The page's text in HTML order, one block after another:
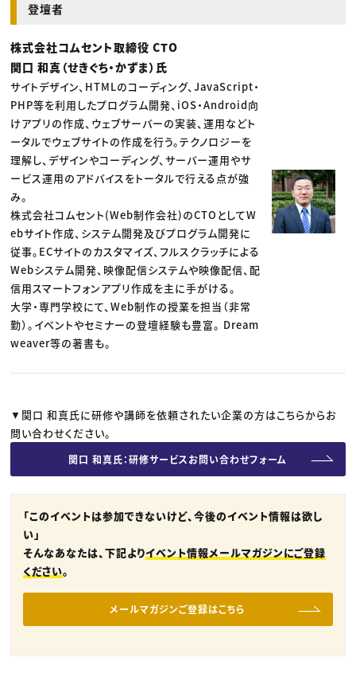
登壇者
株式会社コムセント取締役 CTO
関口 和真（せきぐち・かずま）氏
サイトデザイン、HTMLのコーディング、JavaScript・
PHP等を利用したプログラム開発、iOS・Android向
けアプリの作成、ウェブサーバーの実装、運用などト
ータルでウェブサイトの作成を行う。テクノロジーを
理解し、デザインやコーディング、サーバー運用やサ
ービス運用のアドバイスをトータルで行える点が強
み。
株式会社コムセント(Web制作会社)のCTOとしてW
ebサイト作成、システム開発及びプログラム開発に
従事。ECサイトのカスタマイズ、フルスクラッチによる
Webシステム開発、映像配信システムや映像配信、配
信用スマートフォンアプリ作成を主に手がける。
大学・専門学校にて、Web制作の授業を担当（非常
勤）。イベントやセミナーの登壇経験も豊富。 Dream
weaver等の著書も。
▼関口 和真氏に研修や講師を依頼されたい企業の方はこちらからお
問い合わせください。
関口 和真氏：研修サービスお問い合わせフォーム
「このイベントは参加できないけど、今後のイベント情報は欲し
い」
そんなあなたは、下記よりイベント情報メールマガジンにご登録
ください。
メールマガジンご登録はこちら